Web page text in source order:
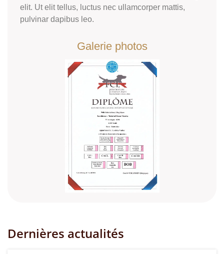
elit. Ut elit tellus, luctus nec ullamcorper mattis,
pulvinar dapibus leo.
Dernières actualités